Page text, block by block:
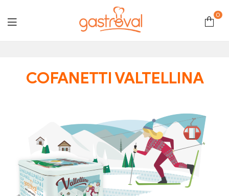
0
COFANETTI VALTELLINA